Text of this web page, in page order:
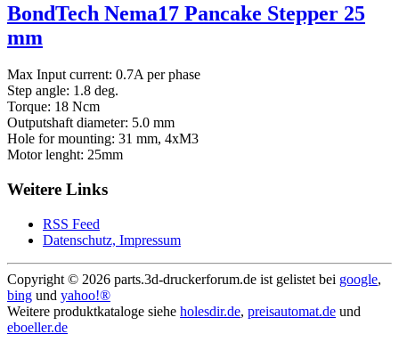
BondTech Nema17 Pancake Stepper 25
mm
Max Input current: 0.7A per phase
Step angle: 1.8 deg.
Torque: 18 Ncm
Outputshaft diameter: 5.0 mm
Hole for mounting: 31 mm, 4xM3
Motor lenght: 25mm
Weitere Links
RSS Feed
Datenschutz, Impressum
Copyright © 2026 parts.3d-druckerforum.de ist gelistet bei google,
bing und yahoo!®
Weitere produktkataloge siehe holesdir.de, preisautomat.de und
eboeller.de